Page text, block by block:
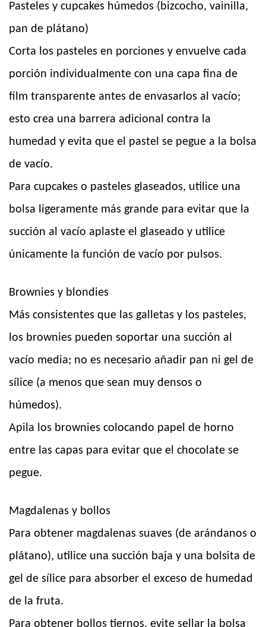
Pasteles y cupcakes húmedos (bizcocho, vainilla,
pan de plátano)
Corta los pasteles en porciones y envuelve cada
porción individualmente con una capa fina de
film transparente antes de envasarlos al vacío;
esto crea una barrera adicional contra la
humedad y evita que el pastel se pegue a la bolsa
de vacío.
Para cupcakes o pasteles glaseados, utilice una
bolsa ligeramente más grande para evitar que la
succión al vacío aplaste el glaseado y utilice
únicamente la función de vacío por pulsos.
Brownies y blondies
Más consistentes que las galletas y los pasteles,
los brownies pueden soportar una succión al
vacío media; no es necesario añadir pan ni gel de
sílice (a menos que sean muy densos o
húmedos).
Apila los brownies colocando papel de horno
entre las capas para evitar que el chocolate se
pegue.
Magdalenas y bollos
Para obtener magdalenas suaves (de arándanos o
plátano), utilice una succión baja y una bolsita de
gel de sílice para absorber el exceso de humedad
de la fruta.
Para obtener bollos tiernos, evite sellar la bolsa